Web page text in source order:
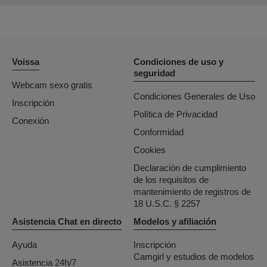
Voissa
Webcam sexo gratis
Inscripción
Conexión
Condiciones de uso y
seguridad
Condiciones Generales de Uso
Política de Privacidad
Conformidad
Cookies
Declaración de cumplimiento
de los requisitos de
mantenimiento de registros de
18 U.S.C. § 2257
Asistencia Chat en directo
Ayuda
Asistencia 24h/7
Modelos y afiliación
Inscripción
Camgirl y estudios de modelos